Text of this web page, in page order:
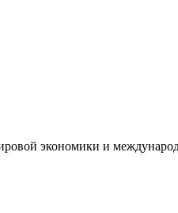
экономики и